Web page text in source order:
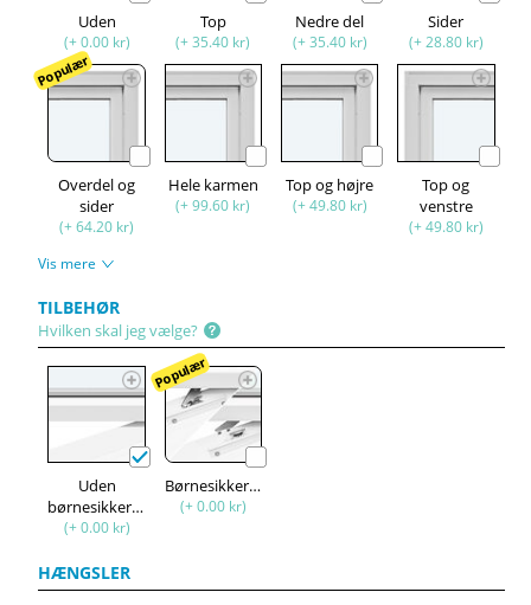
Uden
(+ 0.00 kr)
Top
(+ 35.40 kr)
Nedre del
(+ 35.40 kr)
Sider
(+ 28.80 kr)
Populær
Overdel og
sider
(+ 64.20 kr)
Hele karmen
(+ 99.60 kr)
Top og højre
(+ 49.80 kr)
Top og
venstre
(+ 49.80 kr)
Vis mere
TILBEHØR
Hvilken skal jeg vælge?
Uden
børnesikkerhed
(+ 0.00 kr)
Populær
Børnesikkerhed
(+ 0.00 kr)
HÆNGSLER